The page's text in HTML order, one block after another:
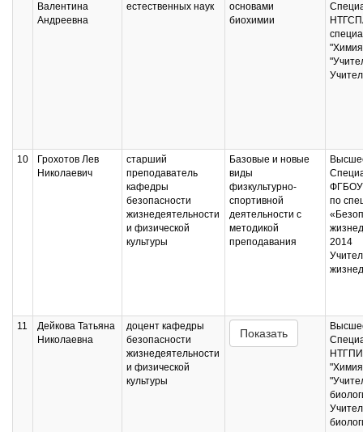
Валентина
Андреевна
естественных наук
основами
биохимии
10
Грохотов Лев
Николаевич
старший
преподаватель
кафедры
безопасности
жизнедеятельности
и физической
культуры
Базовые и новые
виды
физкультурно-
спортивной
деятельности с
методикой
преподавания
по
2014
11
Дейкова Татьяна
Николаевна
доцент кафедры
безопасности
жизнедеятельности
и физической
культуры
Показать